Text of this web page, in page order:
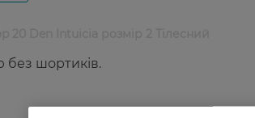
без шортиків.